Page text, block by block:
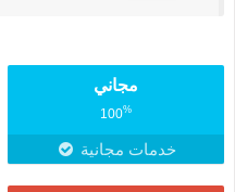
مجاني
100%
خدمات مجانية